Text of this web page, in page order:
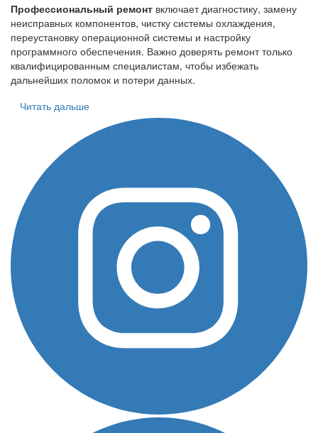
Профессиональный ремонт включает диагностику, замену
неисправных компонентов, чистку системы охлаждения,
переустановку операционной системы и настройку
программного обеспечения. Важно доверять ремонт только
квалифицированным специалистам, чтобы избежать
дальнейших поломок и потери данных.
Читать дальше